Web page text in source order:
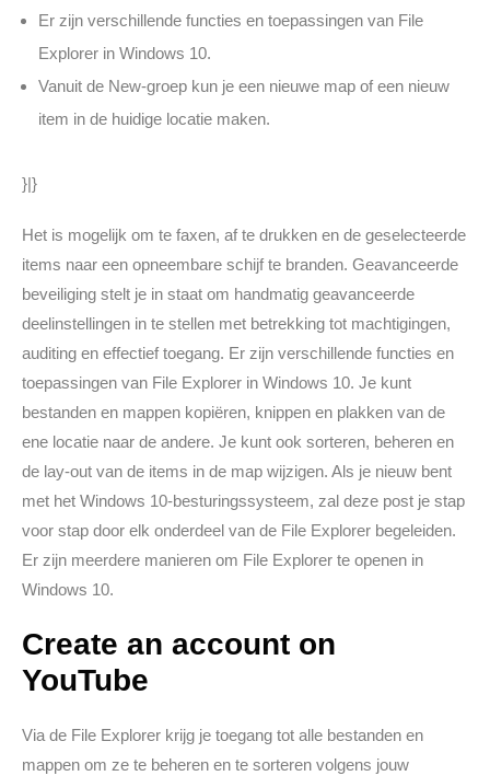
Er zijn verschillende functies en toepassingen van File
Explorer in Windows 10.
Vanuit de New-groep kun je een nieuwe map of een nieuw
item in de huidige locatie maken.
}|}
Het is mogelijk om te faxen, af te drukken en de geselecteerde
items naar een opneembare schijf te branden. Geavanceerde
beveiliging stelt je in staat om handmatig geavanceerde
deelinstellingen in te stellen met betrekking tot machtigingen,
auditing en effectief toegang. Er zijn verschillende functies en
toepassingen van File Explorer in Windows 10. Je kunt
bestanden en mappen kopiëren, knippen en plakken van de
ene locatie naar de andere. Je kunt ook sorteren, beheren en
de lay-out van de items in de map wijzigen. Als je nieuw bent
met het Windows 10-besturingssysteem, zal deze post je stap
voor stap door elk onderdeel van de File Explorer begeleiden.
Er zijn meerdere manieren om File Explorer te openen in
Windows 10.
Create an account on
YouTube
Via de File Explorer krijg je toegang tot alle bestanden en
mappen om ze te beheren en te sorteren volgens jouw